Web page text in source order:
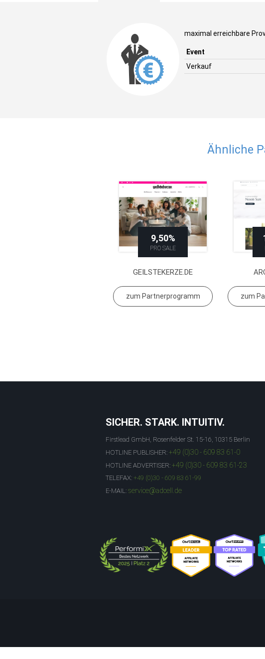
maximal erreichbare
Event
Verkauf
Ähnliche
9,50%
PRO SALE
GEILSTEKERZE.DE
zum Partnerprogramm zum
SICHER. STARK. INTUITIV.
Firstlead GmbH, Rosenfelder St. 15-16, 10315 Berlin
HOTLINE PUBLISHER: +49 (0)30 - 609 83 61-0
HOTLINE ADVERTISER: +49 (0)30 - 609 83 61-23
TELEFAX: +49 (0)30 - 609 83 61-99
E-MAIL: service@adcell.de